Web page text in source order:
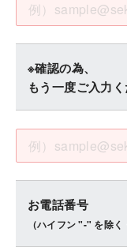
※確認の為、
もう一度ご入力
お電話番号
（ハイフン "-" を除く